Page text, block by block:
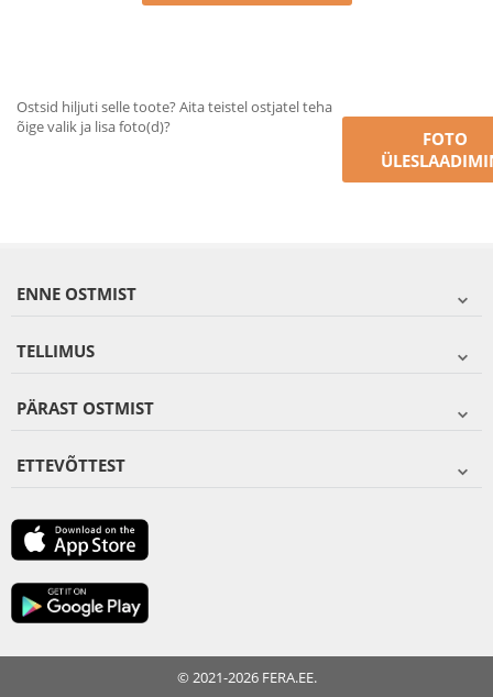
Ostsid hiljuti selle toote? Aita teistel ostjatel teha
õige valik ja lisa foto(d)?
FOTO
ENNE OSTMIST
TELLIMUS
PÄRAST OSTMIST
ETTEVÕTTEST
© 2021-2026 FERA.EE.